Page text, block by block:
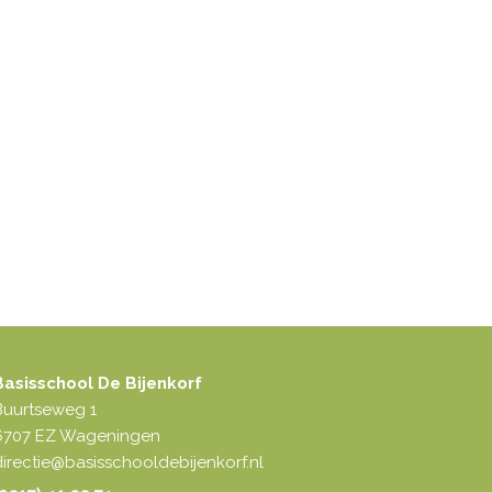
De Bijenkorf
1
EZ Wageningen